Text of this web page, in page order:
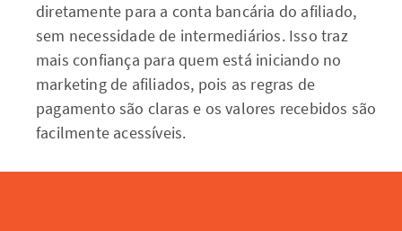
diretamente para a conta bancária do afiliado,
sem necessidade de intermediários. Isso traz
mais confiança para quem está iniciando no
marketing de afiliados, pois as regras de
pagamento são claras e os valores recebidos são
facilmente acessíveis.